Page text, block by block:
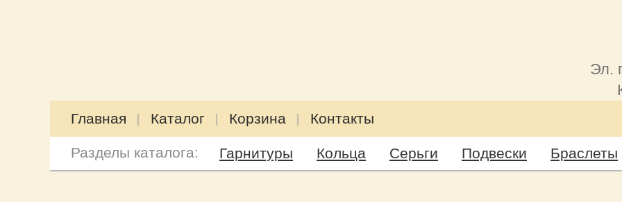
Эл.
Главная Каталог Корзина Контакты
Разделы каталога: Гарнитуры Кольца Серьги Подвески Браслеты